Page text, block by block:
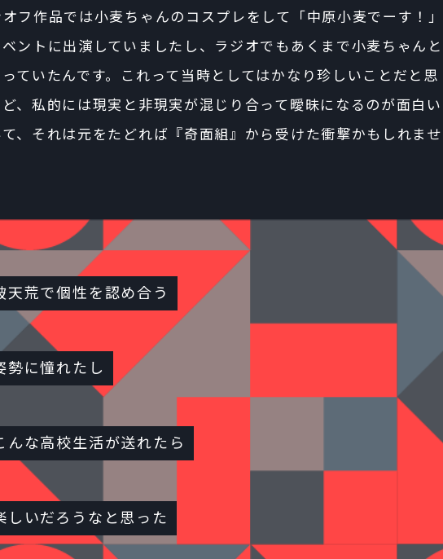
フ作品では小麦ちゃんのコスプレをして「中原小麦でーす！」
ントに出演していましたし、ラジオでもあくまで小麦ちゃんと
ていたんです。これって当時としてはかなり珍しいことだと思
、私的には現実と非現実が混じり合って曖昧になるのが面白い
、それは元をたどれば『奇面組』から受けた衝撃かもしれませ
天荒で個性を認め合う
勢に憧れたし
んな高校生活が送れたら
しいだろうなと思った